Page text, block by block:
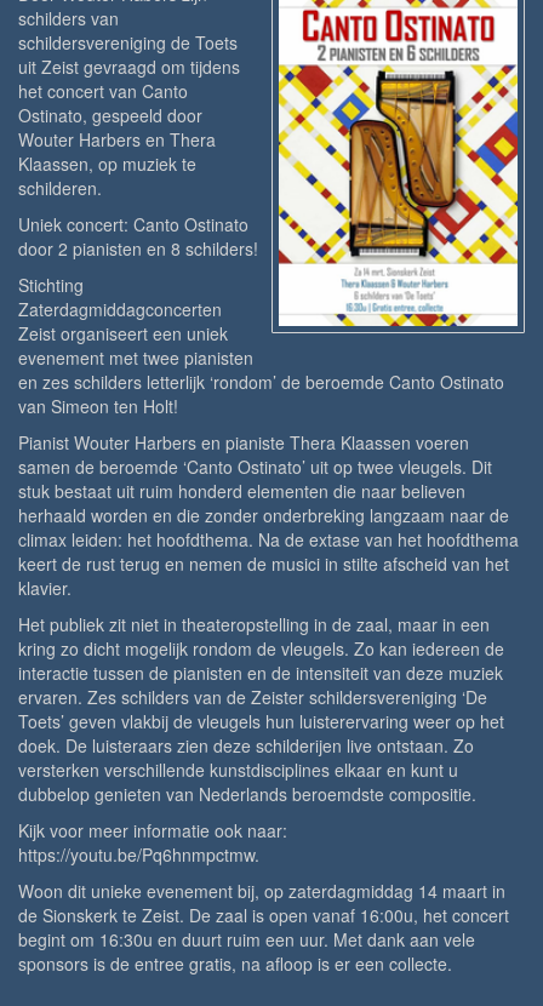
schilders van
schildersvereniging de Toets
uit Zeist gevraagd om tijdens
het concert van Canto
Ostinato, gespeeld door
Wouter Harbers en Thera
Klaassen, op muziek te
schilderen.
Uniek concert: Canto Ostinato
door 2 pianisten en 8 schilders!
Stichting
Zaterdagmiddagconcerten
Zeist organiseert een uniek
evenement met twee pianisten
en zes schilders letterlijk ‘rondom’ de beroemde Canto Ostinato
van Simeon ten Holt!
Pianist Wouter Harbers en pianiste Thera Klaassen voeren
samen de beroemde ‘Canto Ostinato’ uit op twee vleugels. Dit
stuk bestaat uit ruim honderd elementen die naar believen
herhaald worden en die zonder onderbreking langzaam naar de
climax leiden: het hoofdthema. Na de extase van het hoofdthema
keert de rust terug en nemen de musici in stilte afscheid van het
klavier.
Het publiek zit niet in theateropstelling in de zaal, maar in een
kring zo dicht mogelijk rondom de vleugels. Zo kan iedereen de
interactie tussen de pianisten en de intensiteit van deze muziek
ervaren. Zes schilders van de Zeister schildersvereniging ‘De
Toets’ geven vlakbij de vleugels hun luisterervaring weer op het
doek. De luisteraars zien deze schilderijen live ontstaan. Zo
versterken verschillende kunstdisciplines elkaar en kunt u
dubbelop genieten van Nederlands beroemdste compositie.
Kijk voor meer informatie ook naar:
https://youtu.be/Pq6hnmpctmw.
Woon dit unieke evenement bij, op zaterdagmiddag 14 maart in
de Sionskerk te Zeist. De zaal is open vanaf 16:00u, het concert
begint om 16:30u en duurt ruim een uur. Met dank aan vele
sponsors is de entree gratis, na afloop is er een collecte.